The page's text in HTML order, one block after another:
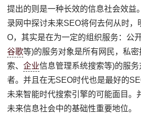
提出的则是一种长效的信息社会效益
录网中探讨未来SEO将何去何从时，
O，其实是在为一定的组织服务：公
谷歌等)的服务对象是所有网民，私
索、企业信息管理系统搜索等)的服
者。并且在无SEO时代也是最好的
未来智能时代搜索引擎的可能面目。
未来信息社会中的基础性重要地位。